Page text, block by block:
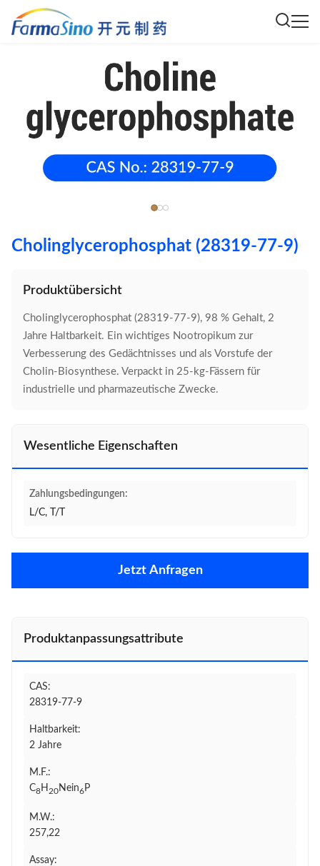
Cholinglycerophosphat (28319-77-9)
Produktübersicht
Cholinglycerophosphat (28319-77-9), 98 % Gehalt, 2
Jahre Haltbarkeit. Ein wichtiges Nootropikum zur
Verbesserung des Gedächtnisses und als Vorstufe der
Cholin-Biosynthese. Verpackt in 25-kg-Fässern für
industrielle und pharmazeutische Zwecke.
Wesentliche Eigenschaften
Zahlungsbedingungen:
L/C, T/T
Jetzt Anfragen
Produktanpassungsattribute
CAS:
28319-77-9
Haltbarkeit:
2 Jahre
M.F.:
C8H 20Nein6P
M.W.:
257,22
Assay: